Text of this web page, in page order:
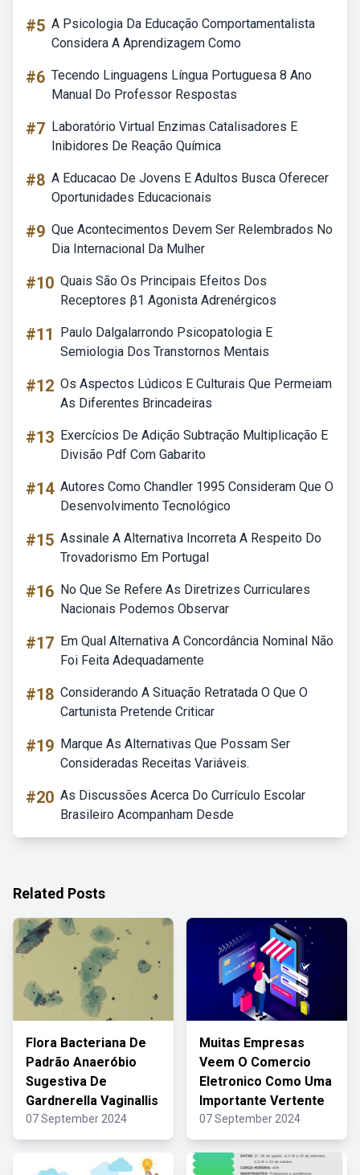
#5 A Psicologia Da Educação Comportamentalista
Considera A Aprendizagem Como
#6 Tecendo Linguagens Língua Portuguesa 8 Ano
Manual Do Professor Respostas
#7 Laboratório Virtual Enzimas Catalisadores E
Inibidores De Reação Química
#8 A Educacao De Jovens E Adultos Busca Oferecer
Oportunidades Educacionais
#9 Que Acontecimentos Devem Ser Relembrados No
Dia Internacional Da Mulher
#10 Quais São Os Principais Efeitos Dos
Receptores β1 Agonista Adrenérgicos
#11
Paulo Dalgalarrondo Psicopatologia E
Semiologia Dos Transtornos Mentais
#12 Os Aspectos Lúdicos E Culturais Que Permeiam
As Diferentes Brincadeiras
#13 Exercícios De Adição Subtração Multiplicação E
Divisão Pdf Com Gabarito
#14 Autores Como Chandler 1995 Consideram Que O
Desenvolvimento Tecnológico
#15 Assinale A Alternativa Incorreta A Respeito Do
Trovadorismo Em Portugal
#16 No Que Se Refere As Diretrizes Curriculares
Nacionais Podemos Observar
#17 Em Qual Alternativa A Concordância Nominal Não
Foi Feita Adequadamente
#18 Considerando A Situação Retratada O Que O
Cartunista Pretende Criticar
#19 Marque As Alternativas Que Possam Ser
Consideradas Receitas Variáveis.
#20 As Discussões Acerca Do Currículo Escolar
Brasileiro Acompanham Desde
Related Posts
Flora Bacteriana De
Padrão Anaeróbio
Sugestiva De
Gardnerella Vaginallis
07 September 2024
Muitas Empresas
Veem O Comercio
Eletronico Como Uma
Importante Vertente
07 September 2024